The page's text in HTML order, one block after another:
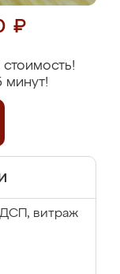
₽
минут!
витраж